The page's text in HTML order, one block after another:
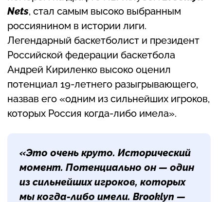
Nets, стал самым высоко выбранным
россиянином в истории лиги.
Легендарный баскетболист и президент
Российской федерации баскетбола
Андрей Кириленко высоко оценил
потенциал 19-летнего разыгрывающего,
назвав его «одним из сильнейших игроков,
которых Россия когда-либо имела».
«Это очень круто. Исторический
момент. Потенциально он — один
из сильнейших игроков, которых
мы когда-либо имели. Brooklyn —